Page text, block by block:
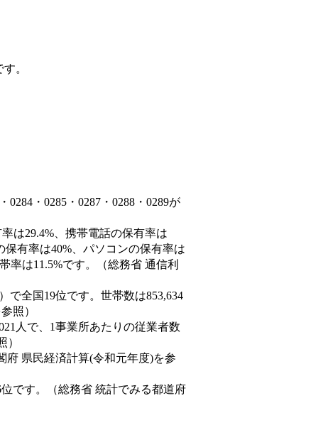
。
・0285・0287・0288・0289が
は29.4%、携帯電話の保有率は
有率は40%、パソコンの保有率は
率は11.5%です。（総務省 通信利
で全国19位です。世帯数は853,634
照）
人で、1事業所あたりの従業者数
）
府 県民経済計算(令和元年度)を参
です。（総務省 統計でみる都道府